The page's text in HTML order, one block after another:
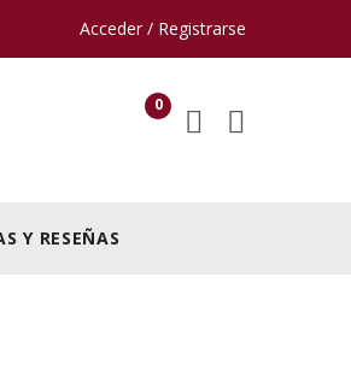
Acceder / Registrarse
0
Y RESEÑAS